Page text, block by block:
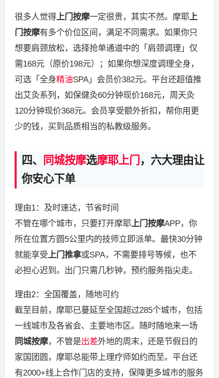
很多人觉得上门按摩一定很贵，其实不然。摩耶上
门按摩有多个价位区间，满足不同需求。如果你只
想要肩颈放松，选择抢单通道中的「肩颈调理」仅
需168元（原价198元）；如果你想深度调理全身，
可选「全身精油SPA」会员价382元。平台还超值推
出艾灸系列，如保健灸60分钟现价168元，周天灸
120分钟现价368元。会员享受额外折扣，帮你用更
少的钱，买到品质相当的私教级服务。
四、 同城按摩选摩耶上门
，六大理由让
你安心下单
理由1：及时速达，节省时间
不管在哪个城市，只要打开摩耶上门按摩APP，你
所在位置方圆5公里内的技师立即派单。最快30分钟
就能享受 上门推拿或SPA，不需要排号等候，也不
必担心迟到。出门只需几秒钟，预约服务指尖走。
理由2：全国覆盖，随地可约
截至目前，摩耶已蔓延至全国超过285个城市，包括
一线城市及各省会、主要地市区。随时随地来一场
同城按摩，不管是出差外地的周末，还是节假日的
家国团圆，摩耶总能带上理疗师如约而至。平台还
有2000+线上合作门店的支持，保障更多城市的服务